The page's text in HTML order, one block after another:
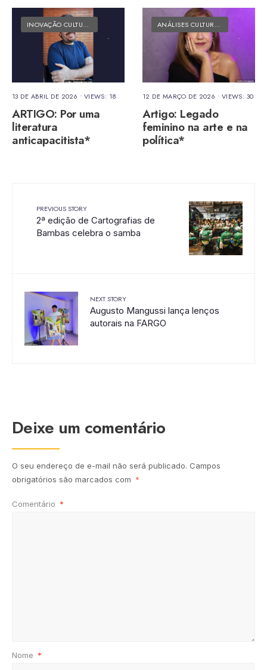
INOVAÇÃO CULTURAL MATÉRIAS DO FOLK
13 DE ABRIL DE 2026 • VIEWS: 18
ARTIGO: Por uma
literatura
anticapacitista*
ANÁLISES CULTURAIS
12 DE MARÇO DE 2026 • VIEWS: 30
Artigo: Legado
feminino na arte e na
política*
PREVIOUS STORY
2ª edição de Cartografias de
Bambas celebra o samba
NEXT STORY
Augusto Mangussi lança lenços
autorais na FARGO
Deixe um comentário
O seu endereço de e-mail não será publicado. Campos
obrigatórios são marcados com *
Comentário *
Nome *